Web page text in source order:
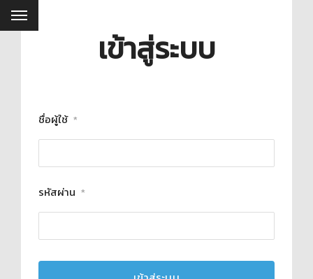
เข้าสู่ระบบ
ชื่อผู้ใช้ *
รหัสผ่าน *